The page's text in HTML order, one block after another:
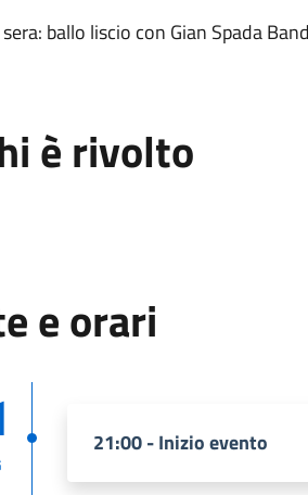
ballo liscio con Gian Spada
è rivolto
e orari
21:00 - Inizio evento